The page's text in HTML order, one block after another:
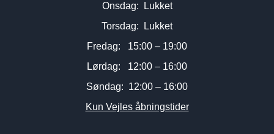
Onsdag: Lukket
Torsdag: Lukket
Fredag: 15:00 – 19:00
Lørdag: 12:00 – 16:00
Søndag: 12:00 – 16:00
Kun Vejles åbningstider